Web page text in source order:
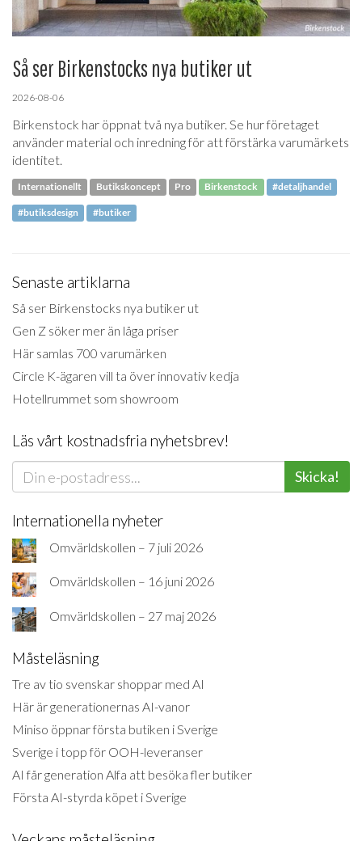
Så ser Birkenstocks nya butiker ut
2026-08-06
Birkenstock har öppnat två nya butiker. Se hur företaget
använder material och inredning för att förstärka varumärkets
identitet.
Internationellt Butikskoncept Pro Birkenstock #detaljhandel
#butiksdesign #butiker
Senaste artiklarna
Så ser Birkenstocks nya butiker ut
Gen Z söker mer än låga priser
Här samlas 700 varumärken
Circle K-ägaren vill ta över innovativ kedja
Hotellrummet som showroom
Läs vårt kostnadsfria nyhetsbrev!
Skicka!
Internationella nyheter
Omvärldskollen – 7 juli 2026
Omvärldskollen – 16 juni 2026
Omvärldskollen – 27 maj 2026
Måsteläsning
Tre av tio svenskar shoppar med AI
Här är generationernas AI-vanor
Miniso öppnar första butiken i Sverige
Sverige i topp för OOH-leveranser
AI får generation Alfa att besöka fler butiker
Första AI-styrda köpet i Sverige